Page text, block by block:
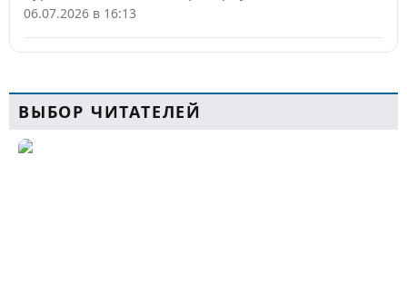
06.07.2026 в 16:13
ВЫБОР ЧИТАТЕЛЕЙ